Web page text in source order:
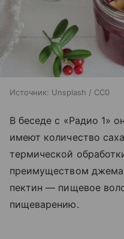
Источник: Unsplash / CC0
В беседе с «Радио 1»
имеют количество
термической
преимуществом джема
пектин — пищевое
пищеварению.